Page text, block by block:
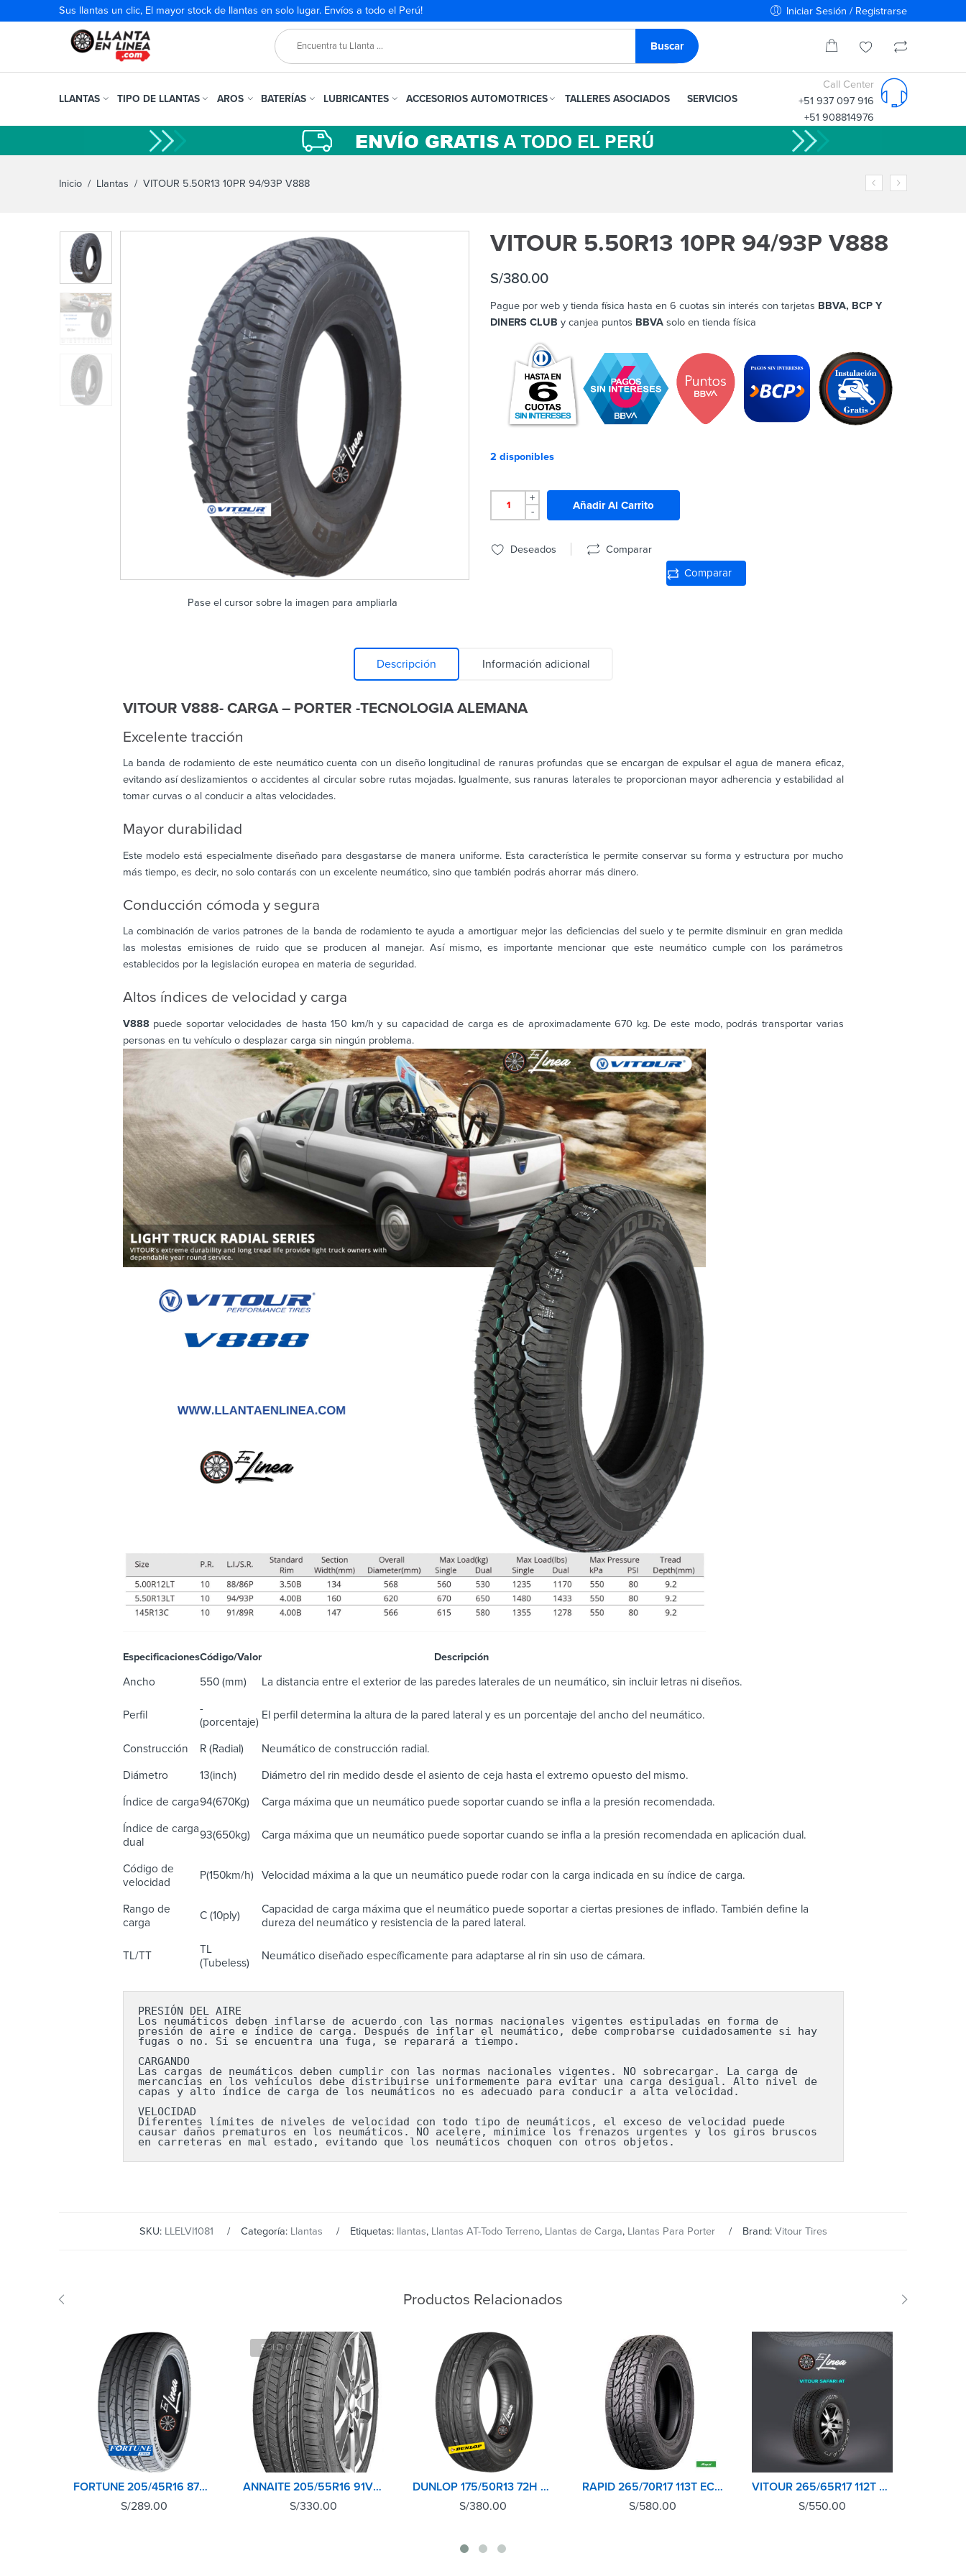
Sus llantas un clic, El mayor stock de llantas en solo lugar. Envíos a todo el Perú! Iniciar Sesión / Registrarse
LLANTAS TIPO DE LLANTAS AROS BATERÍAS LUBRICANTES ACCESORIOS AUTOMOTRICES TALLERES ASOCIADOS SERVICIOS
Call Center
+51 937 097 916
+51 908814976
Inicio / Llantas / VITOUR 5.50R13 10PR 94/93P V888
Pase el cursor sobre la imagen para ampliarla
VITOUR 5.50R13 10PR 94/93P V888
S/380.00
Pague por web y tienda física hasta en 6 cuotas sin interés con tarjetas BBVA, BCP Y
DINERS CLUB y canjea puntos BBVA solo en tienda física
2 disponibles
+
-
Añadir Al Carrito
Deseados Comparar
Comparar
Descripción Información adicional
VITOUR V888- CARGA – PORTER -TECNOLOGIA ALEMANA
Excelente tracción
La banda de rodamiento de este neumático cuenta con un diseño longitudinal de ranuras profundas que se encargan de expulsar el agua de manera eficaz,
evitando así deslizamientos o accidentes al circular sobre rutas mojadas. Igualmente, sus ranuras laterales te proporcionan mayor adherencia y estabilidad al
tomar curvas o al conducir a altas velocidades.
Mayor durabilidad
Este modelo está especialmente diseñado para desgastarse de manera uniforme. Esta característica le permite conservar su forma y estructura por mucho
más tiempo, es decir, no solo contarás con un excelente neumático, sino que también podrás ahorrar más dinero.
Conducción cómoda y segura
La combinación de varios patrones de la banda de rodamiento te ayuda a amortiguar mejor las deficiencias del suelo y te permite disminuir en gran medida
las molestas emisiones de ruido que se producen al manejar. Así mismo, es importante mencionar que este neumático cumple con los parámetros
establecidos por la legislación europea en materia de seguridad.
Altos índices de velocidad y carga
V888puede soportar velocidades de hasta 150 km/h y su capacidad de carga es de aproximadamente 670 kg. De este modo, podrás transportar varias
personas en tu vehículo o desplazar carga sin ningún problema.
EspecificacionesCódigo/ValorDescripción
Ancho 550 (mm) La distancia entre el exterior de las paredes laterales de un neumático, sin incluir letras ni diseños.
Perfil
-
(porcentaje)
El perfil determina la altura de la pared lateral y es un porcentaje del ancho del neumático.
Construcción R (Radial) Neumático de construcción radial.
Diámetro 13(inch) Diámetro del rin medido desde el asiento de ceja hasta el extremo opuesto del mismo.
Índice de carga94(670Kg) Carga máxima que un neumático puede soportar cuando se infla a la presión recomendada.
Índice de carga
dual
93(650kg) Carga máxima que un neumático puede soportar cuando se infla a la presión recomendada en aplicación dual.
Código de
velocidad
P(150km/h) Velocidad máxima a la que un neumático puede rodar con la carga indicada en su índice de carga.
Rango de
carga
C (10ply)
Capacidad de carga máxima que el neumático puede soportar a ciertas presiones de inflado. También define la
dureza del neumático y resistencia de la pared lateral.
TL/TT
TL
(Tubeless)
Neumático diseñado específicamente para adaptarse al rin sin uso de cámara.
PRESIÓN DEL AIRE
Los neumáticos deben inflarse de acuerdo con las normas nacionales vigentes estipuladas en forma de
presión de aire e índice de carga. Después de inflar el neumático, debe comprobarse cuidadosamente si hay
fugas o no. Si se encuentra una fuga, se reparará a tiempo.
CARGANDO
Las cargas de neumáticos deben cumplir con las normas nacionales vigentes. NO sobrecargar. La carga de
mercancías en los vehículos debe distribuirse uniformemente para evitar una carga desigual. Alto nivel de
capas y alto índice de carga de los neumáticos no es adecuado para conducir a alta velocidad.
VELOCIDAD
Diferentes límites de niveles de velocidad con todo tipo de neumáticos, el exceso de velocidad puede
causar daños prematuros en los neumáticos. NO acelere, minimice los frenazos urgentes y los giros bruscos
en carreteras en mal estado, evitando que los neumáticos choquen con otros objetos.
SKU: LLELVI1081 Categoría: Llantas Etiquetas: llantas, Llantas AT-Todo Terreno, Llantas de Carga, Llantas Para Porter Brand: Vitour Tires
Productos Relacionados
FORTUNE 205/45R16 87W UHP VIENTO
S/289.00
SOLD OUT
ANNAITE 205/55R16 91V AN518
S/330.00
DUNLOP 175/50R13 72H SP SPORT LM704 TH
S/380.00
RAPID 265/70R17 113T ECOLANDER AT
S/580.00
VITOUR 265/65R17 112T SAFARI ATX
S/550.00